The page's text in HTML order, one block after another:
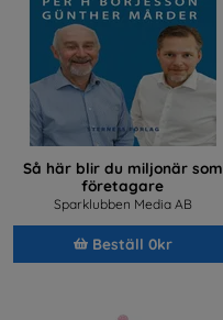
Så här blir du miljonär som
företagare
Sparklubben Media AB
Beställ 0kr